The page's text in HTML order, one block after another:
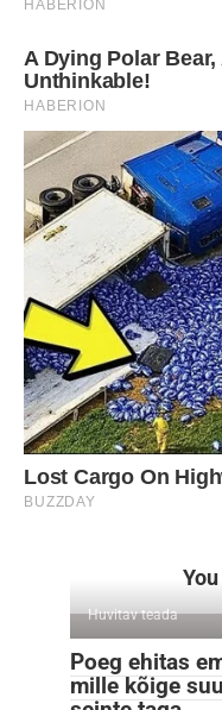
Huvitav teada
Poeg ehitas
mille kõige